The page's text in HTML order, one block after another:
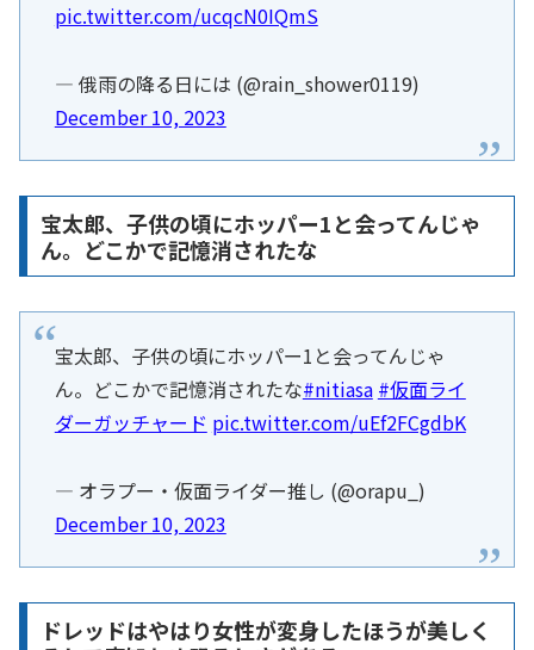
pic.twitter.com/ucqcN0IQmS
— 俄雨の降る日には (@rain_shower0119)
December 10, 2023
宝太郎、子供の頃にホッパー1と会ってんじゃ
ん。どこかで記憶消されたな
宝太郎、子供の頃にホッパー1と会ってんじゃ
ん。どこかで記憶消されたな#nitiasa #仮面ライ
ダーガッチャード pic.twitter.com/uEf2FCgdbK
— オラプー・仮面ライダー推し (@orapu_)
December 10, 2023
ドレッドはやはり女性が変身したほうが美しく